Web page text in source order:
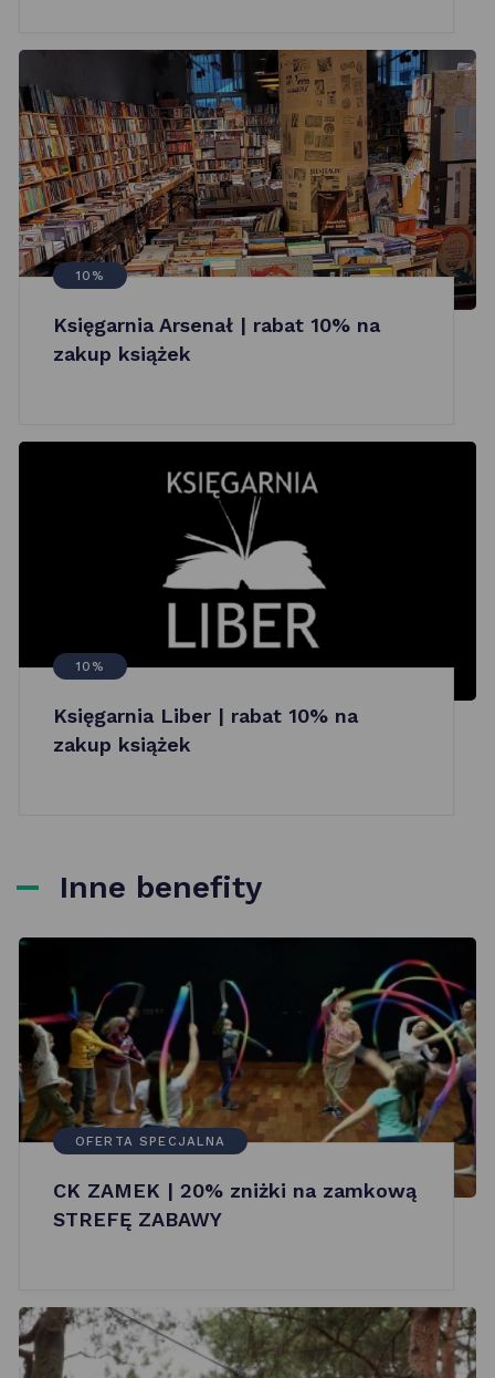
10%
Księgarnia Arsenał | rabat 10% na
zakup książek
10%
Księgarnia Liber | rabat 10% na
zakup książek
Inne benefity
OFERTA SPECJALNA
CK ZAMEK | 20% zniżki na zamkową
STREFĘ ZABAWY